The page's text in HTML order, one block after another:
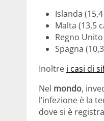
Islanda
Malta (13,5
Regno
Spagna
Inoltre i casi di
Nel mondo,
l’infezione è la
dove si è